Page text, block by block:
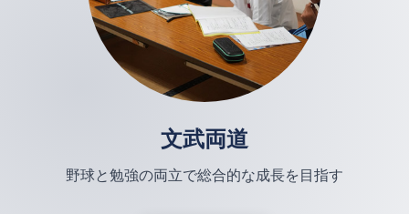
文武両道
野球と勉強の両立で総合的な成長を目指す